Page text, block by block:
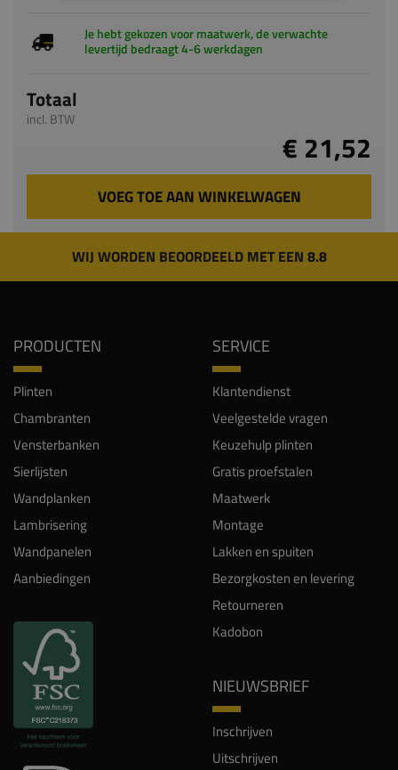
Je hebt gekozen voor maatwerk, de verwachte
levertijd bedraagt 4-6 werkdagen
Totaal
incl. BTW
€ 21,52
VOEG TOE AAN WINKELWAGEN
WIJ WORDEN BEOORDEELD MET EEN 8.8
PRODUCTEN
Plinten
Chambranten
Vensterbanken
Sierlijsten
Wandplanken
Lambrisering
Wandpanelen
Aanbiedingen
SERVICE
Klantendienst
Veelgestelde vragen
Keuzehulp plinten
Gratis proefstalen
Maatwerk
Montage
Lakken en spuiten
Bezorgkosten en levering
Retourneren
Kadobon
NIEUWSBRIEF
Inschrijven
Uitschrijven